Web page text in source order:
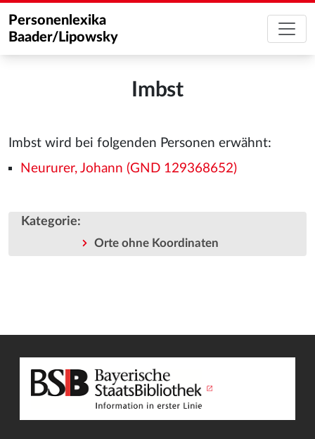
Personenlexika
Baader/Lipowsky
Imbst
Imbst wird bei folgenden Personen erwähnt:
Neururer, Johann (GND 129368652)
Kategorie:
Orte ohne Koordinaten